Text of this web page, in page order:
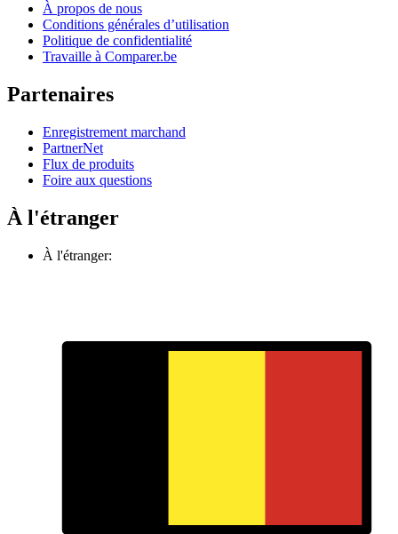
À propos de nous
Conditions générales d’utilisation
Politique de confidentialité
Travaille à Comparer.be
Partenaires
Enregistrement marchand
PartnerNet
Flux de produits
Foire aux questions
À l'étranger
À l'étranger: